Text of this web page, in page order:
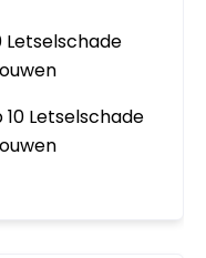
Letselschade
10 Letselschade